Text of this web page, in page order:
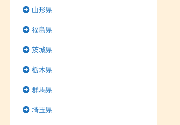
山形県
福島県
茨城県
栃木県
群馬県
埼玉県